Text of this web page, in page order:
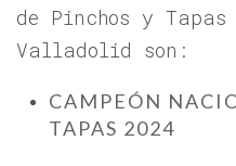
de Pinchos y Tapas
Valladolid son:
CAMPEÓN
TAPAS 2024